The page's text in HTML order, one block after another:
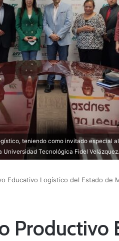
teniendo como invitado especial
Tecnológica Fidel Velázquez.
Educativo Logístico del Estado de
Productivo